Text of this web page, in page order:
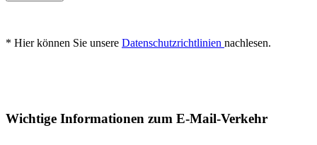
* Hier können Sie unsere Datenschutzrichtlinien nachlesen.
Wichtige Informationen zum E-Mail-Verkehr